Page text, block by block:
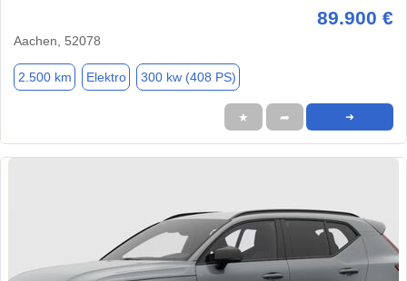
89.900 €
Aachen, 52078
2.500 km Elektro 300 kw (408 PS)
★ ➦ ➜